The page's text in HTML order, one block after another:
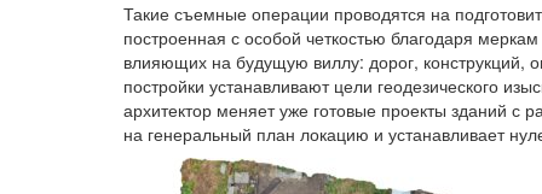
Такие съемные операции проводятся на
построенная с особой четкостью благодаря
влияющих на будущую виллу: дорог, конструкций,
постройки устанавливают цели геодезического
архитектор меняет уже готовые проекты зданий с
на генеральный план локацию и устанавливает